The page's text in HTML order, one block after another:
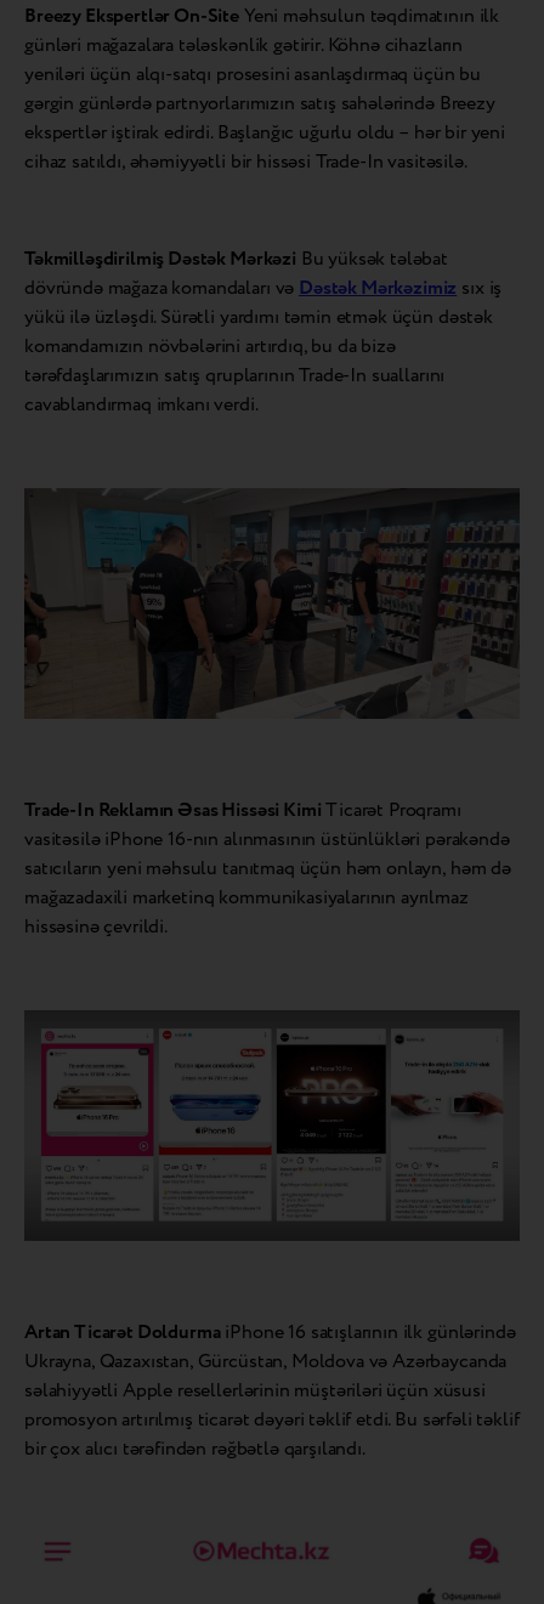
Breezy Ekspertlər On-SiteYeni məhsulun təqdimatının ilk
günləri mağazalara tələskənlik gətirir. Köhnə cihazların
yeniləri üçün alqı-satqı prosesini asanlaşdırmaq üçün bu
gərgin günlərdə partnyorlarımızın satış sahələrində Breezy
ekspertlər iştirak edirdi. Başlanğıc uğurlu oldu – hər bir yeni
cihaz satıldı, əhəmiyyətli bir hissəsi Trade-In vasitəsilə.
Təkmilləşdirilmiş Dəstək Mərkəzi Bu yüksək tələbat
dövründə mağaza komandaları vəDəstək Mərkəzimiz sıx iş
yükü ilə üzləşdi. Sürətli yardımı təmin etmək üçün dəstək
komandamızın növbələrini artırdıq, bu da bizə
tərəfdaşlarımızın satış qruplarının Trade-In suallarını
cavablandırmaq imkanı verdi.
Trade-In Reklamın Əsas Hissəsi KimiTicarət Proqramı
vasitəsilə iPhone 16-nın alınmasının üstünlükləri pərakəndə
satıcıların yeni məhsulu tanıtmaq üçün həm onlayn, həm də
mağazadaxili marketinq kommunikasiyalarının ayrılmaz
hissəsinə çevrildi.
Artan Ticarət DoldurmaiPhone 16 satışlarının ilk günlərində
Ukrayna, Qazaxıstan, Gürcüstan, Moldova və Azərbaycanda
səlahiyyətli Apple resellerlərinin müştəriləri üçün xüsusi
promosyon artırılmış ticarət dəyəri təklif etdi. Bu sərfəli təklif
bir çox alıcı tərəfindən rəğbətlə qarşılandı.